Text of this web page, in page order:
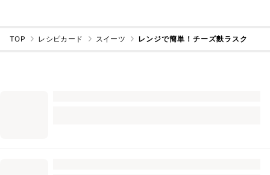
TOP レシピカード スイーツ レンジで簡単！チーズ麩ラスク